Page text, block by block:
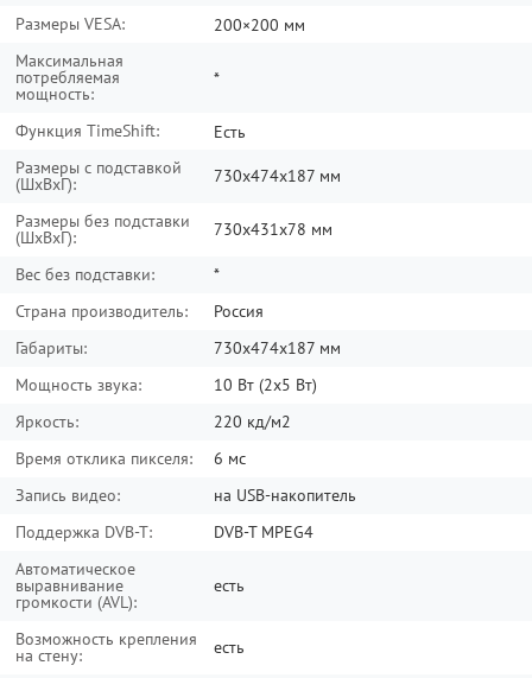
Размеры VESA:
200×200 мм
Максимальная
потребляемая
мощность:
*
Функция TimeShift:
Есть
Размеры с подставкой
(ШxВxГ): 730x474x187 мм
Размеры без подставки
(ШxВxГ): 730x431x78 мм
Вес без подставки:
*
Страна производитель:
Россия
Габариты:
730x474x187 мм
Мощность звука:
10 Вт (2х5 Вт)
Яркость:
220 кд/м2
Время отклика пикселя:
6 мс
Запись видео:
на USB-накопитель
Поддержка DVB-T:
DVB-T MPEG4
Автоматическое
выравнивание
громкости (AVL):
есть
Возможность крепления
на стену: есть